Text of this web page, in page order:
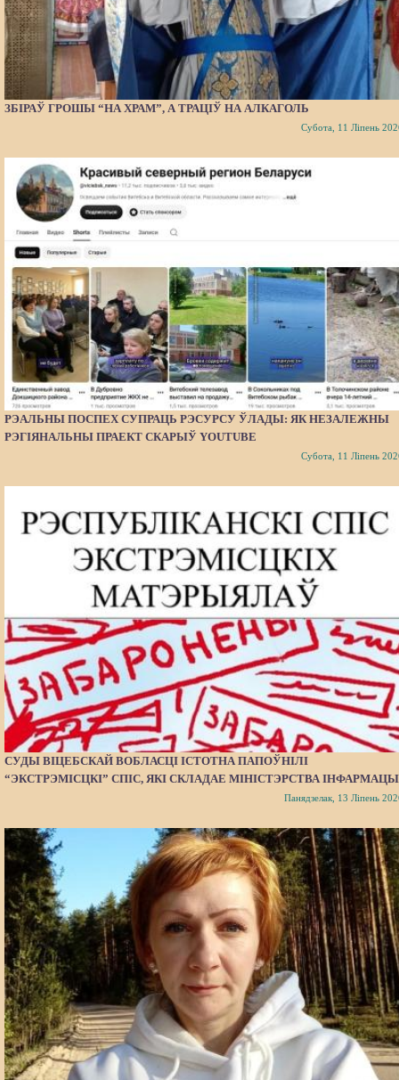
ЗБІРАЎ ГРОШЫ “НА ХРАМ”, А ТРАЦІЎ НА АЛКАГОЛЬ
Субота, 11 Ліпень
РЭАЛЬНЫ ПОСПЕХ СУПРАЦЬ РЭСУРСУ ЎЛАДЫ: ЯК НЕЗАЛЕЖНЫ
РЭГІЯНАЛЬНЫ ПРАЕКТ СКАРЫЎ YOUTUBE
Субота, 11 Ліпень
СУДЫ ВІЦЕБСКАЙ ВОБЛАСЦІ ІСТОТНА ПАПОЎНІЛІ
“ЭКСТРЭМІСЦКІ” СПІС, ЯКІ СКЛАДАЕ МІНІСТЭРСТВА
Панядзелак, 13 Ліпень